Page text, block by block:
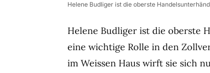
Helene Budliger ist die oberste
Helene Budliger ist die oberste
eine wichtige Rolle in den
im Weissen Haus wirft sie sich